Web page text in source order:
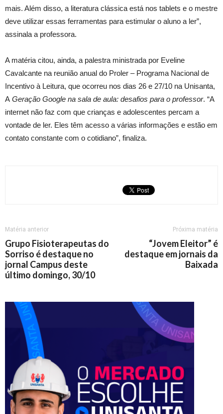
mais. Além disso, a literatura clássica está nos tablets e o mestre
deve utilizar essas ferramentas para estimular o aluno a ler”,
assinala a professora.
A matéria citou, ainda, a palestra ministrada por Eveline
Cavalcante na reunião anual do Proler – Programa Nacional de
Incentivo à Leitura, que ocorreu nos dias 26 e 27/10 na Unisanta,
A Geração Google na sala de aula: desafios para o professor. “A
internet não faz com que crianças e adolescentes percam a
vontade de ler. Eles têm acesso a várias informações e estão em
contato constante com o cotidiano”, finaliza.
Matéria anterior
Grupo Fisioterapeutas do
Sorriso é destaque no
jornal Campus deste
último domingo, 30/10
Próxima matéria
“Jovem Eleitor” é
destaque em jornais da
Baixada